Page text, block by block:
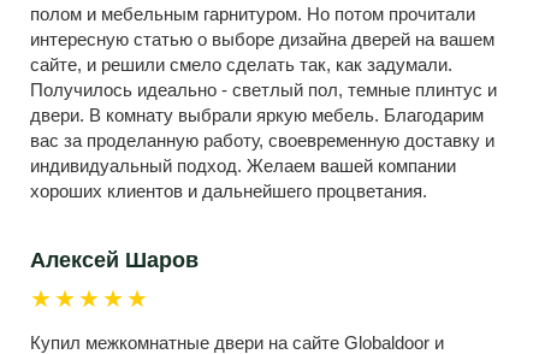
полом и мебельным гарнитуром. Но потом прочитали
интересную статью о выборе дизайна дверей на вашем
сайте, и решили смело сделать так, как задумали.
Получилось идеально - светлый пол, темные плинтус и
двери. В комнату выбрали яркую мебель. Благодарим
вас за проделанную работу, своевременную доставку и
индивидуальный подход. Желаем вашей компании
хороших клиентов и дальнейшего процветания.
Алексей Шаров
★★★★★
Купил межкомнатные двери на сайте Globaldoor и